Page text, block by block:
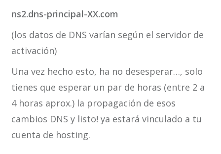
ns2.dns-principal-XX.com
(los datos de DNS varían según el servidor de
activación)
Una vez hecho esto, ha no desesperar…, solo
tienes que esperar un par de horas (entre 2 a
4 horas aprox.) la propagación de esos
cambios DNS y listo! ya estará vinculado a tu
cuenta de hosting.